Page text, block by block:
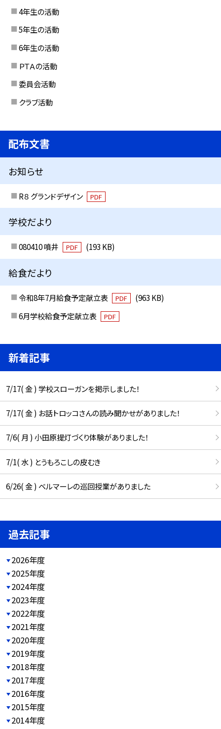
4年生の活動
5年生の活動
6年生の活動
ＰＴＡの活動
委員会活動
クラブ活動
配布文書
お知らせ
R８ グランドデザイン PDF
学校だより
080410 噴井 PDF (193 KB)
給食だより
令和8年7月給食予定献立表 PDF
(963 KB)
6月学校給食予定献立表
PDF
新着記事
7/17( 金 ) 学校スローガンを掲示しました！
7/17( 金 ) お話トロッコさんの読み聞かせがありました！
7/6( 月 ) 小田原提灯づくり体験がありました！
7/1( 水 ) とうもろこしの皮むき
6/26( 金 ) ベルマーレの巡回授業がありました
過去記事
2026年度
2025年度
2024年度
2023年度
2022年度
2021年度
2020年度
2019年度
2018年度
2017年度
2016年度
2015年度
2014年度